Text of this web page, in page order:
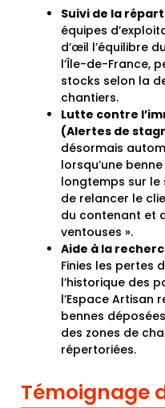
Suivi de la
équipes
d’œil l’équilibre
l’Île-de-France,
stocks selon la
chantiers.
Lutte contre
(Alertes de
désormais
lorsqu’une
longtemps sur le
de relancer le
du contenant et
ventouses ».
Aide à la
Finies les pertes
l’historique des
l’Espace Artisan
bennes
des zones de
répertoriées.
Témoignage